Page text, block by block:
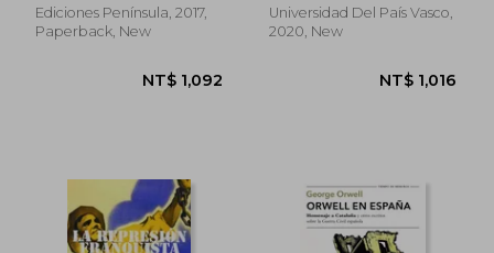
Ediciones Península, 2017,
Paperback, New
Universidad Del País Vasco,
2020, New